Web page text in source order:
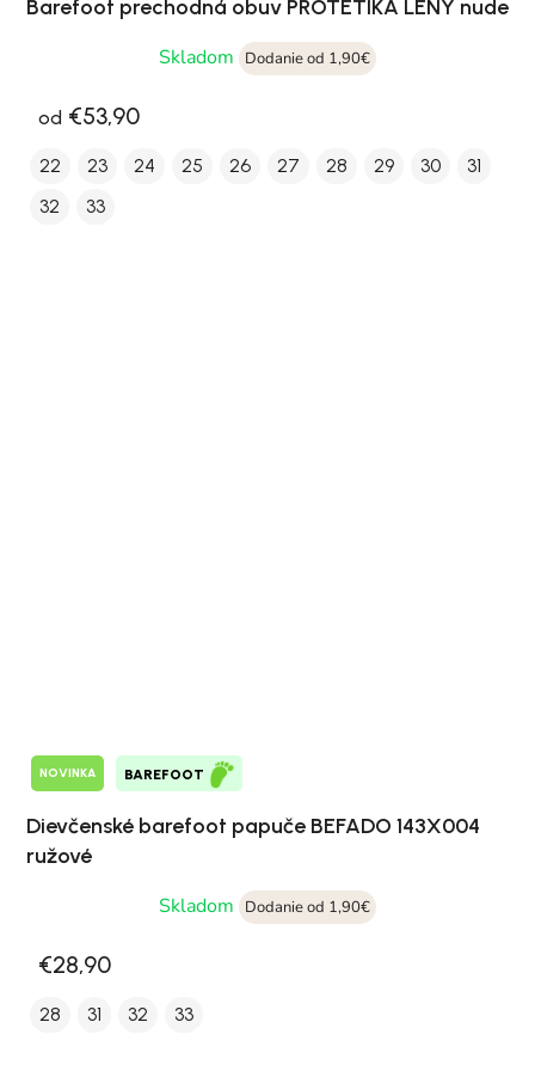
Barefoot prechodná obuv PROTETIKA LENY nude
Skladom
Dodanie od 1,90€
od €53,90
22 23 24 25 26 27 28 29 30
31
32
33
NOVINKA BAREFOOT
Dievčenské barefoot papuče BEFADO 143X004
ružové
Skladom
Dodanie od 1,90€
€28,90
28 31 32 33